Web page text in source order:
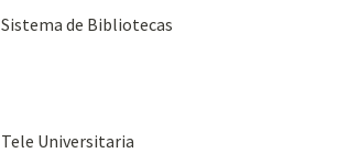
Sistema de Bibliotecas
Tele Universitaria